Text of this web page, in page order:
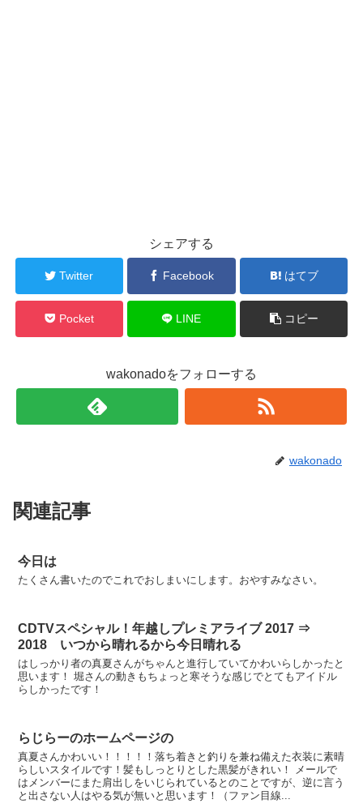
シェアする
Twitter Facebook はてブ
Pocket LINE コピー
wakonadoをフォローする
wakonado
関連記事
今日は
たくさん書いたのでこれでおしまいにします。おやすみなさい。
CDTVスペシャル！年越しプレミアライブ 2017 ⇒
2018 いつから晴れるから今日晴れる
はしっかり者の真夏さんがちゃんと進行していてかわいらしかったと
思います！ 堀さんの動きもちょっと寒そうな感じでとてもアイドル
らしかったです！
らじらーのホームページの
真夏さんかわいい！！！！！落ち着きと釣りを兼ね備えた衣装に素晴
らしいスタイルです！髪もしっとりとした黒髪がきれい！ メールで
はメンバーにまた肩出しをいじられているとのことですが、逆に言う
と出さない人はやる気が無いと思います！（ファン目線...